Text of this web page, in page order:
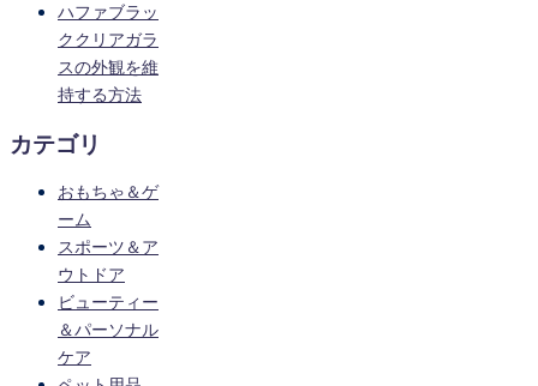
ハファブラッ
ククリアガラ
スの外観を維
持する方法
カテゴリ
おもちゃ＆ゲ
ーム
スポーツ＆ア
ウトドア
ビューティー
＆パーソナル
ケア